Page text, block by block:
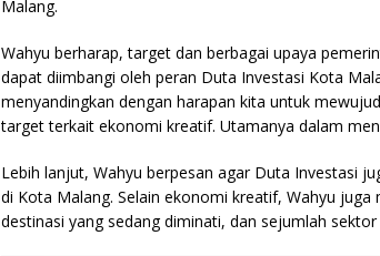
Malang.
Wahyu berharap, target dan berbagai upaya
dapat diimbangi oleh peran Duta Investasi Kota
menyandingkan dengan harapan kita untuk
target terkait ekonomi kreatif. Utamanya dalam
Lebih lanjut, Wahyu berpesan agar Duta Investasi
di Kota Malang. Selain ekonomi kreatif, Wahyu
destinasi yang sedang diminati, dan sejumlah